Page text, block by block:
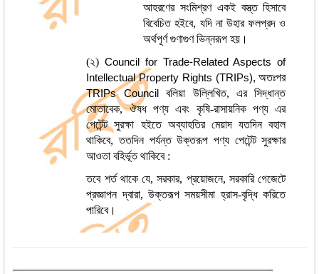
আহরণের সংমিশ্রণ একই বস্ত্ত হিসাবে
বিবেচিত হইবে, যদি না উহার ফলপ্রদ ও
অর্থপূর্ণ গুণাগুণ ভিন্নরূপ হয়।
(২)Council for Trade-Related Aspects of
Intellectual Property Rights (TRIPs),অতঃপর
TRIPs Councilবলিয়া উল্লিখিত, এর সিদ্ধান্ত
মোতাবেক, ঔষধ পণ্য এবং কৃষি-রাসায়নিক পণ্য এর
পেটেন্ট সুরক্ষা হইতে অব্যাহতির মেয়াদ যতদিন বহাল
থাকিবে, ততদিন পর্যন্ত উক্তরূপ পণ্য পেটেন্ট সুরক্ষার
আওতা বহির্ভূত থাকিবে :
তবে শর্ত থাকে যে, সরকার, প্রয়োজনে, সরকারি গেজেটে
প্রজ্ঞাপন দ্বারা, উক্তরূপ সময়সীমা হ্রাস-বৃদ্ধি করিতে
পারিবে।